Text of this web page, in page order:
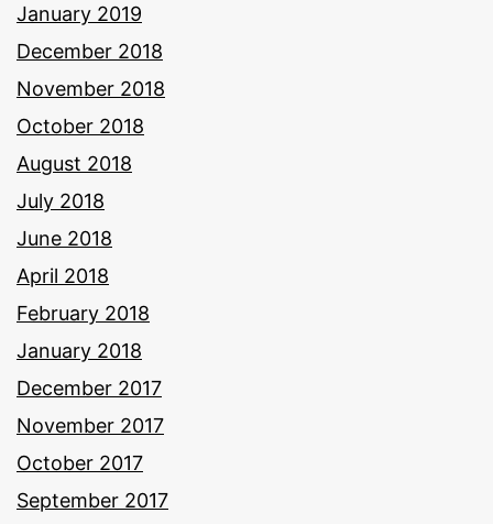
January 2019
December 2018
November 2018
October 2018
August 2018
July 2018
June 2018
April 2018
February 2018
January 2018
December 2017
November 2017
October 2017
September 2017